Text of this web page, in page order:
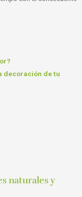
decoración de tu
naturales y